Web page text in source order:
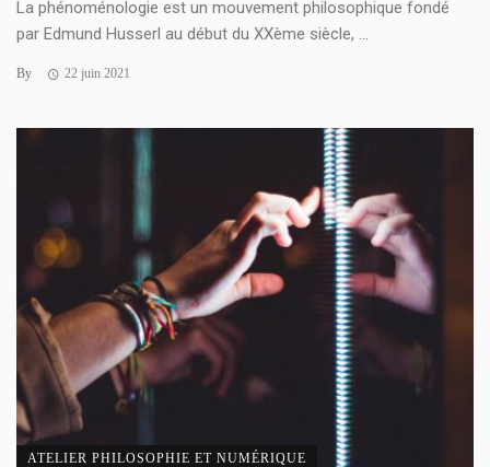
La phénoménologie est un mouvement philosophique fondé
par Edmund Husserl au début du XXème siècle, ...
By 22 juin 2021
ATELIER PHILOSOPHIE ET NUMÉRIQUE